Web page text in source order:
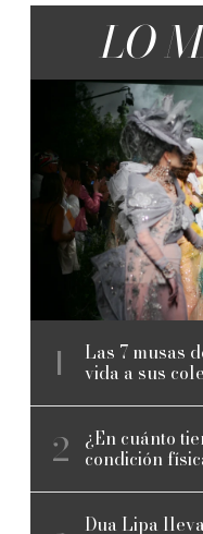
LO
Las 7 musas
vida a sus
¿En cuánto
condición
Dua Lipa